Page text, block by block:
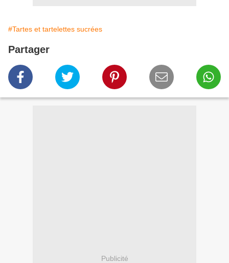
#Tartes et tartelettes sucrées
Partager
Publicité